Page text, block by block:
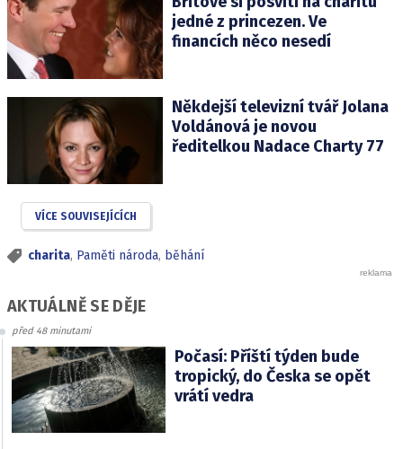
jedné z princezen. Ve
financích něco nesedí
Někdejší televizní tvář Jolana
Voldánová je novou
ředitelkou Nadace Charty 77
VÍCE SOUVISEJÍCÍCH
charita, Paměti národa, běhání
AKTUÁLNĚ SE DĚJE
před 48 minutami
Počasí: Příští týden bude
tropický, do Česka se opět
vrátí vedra